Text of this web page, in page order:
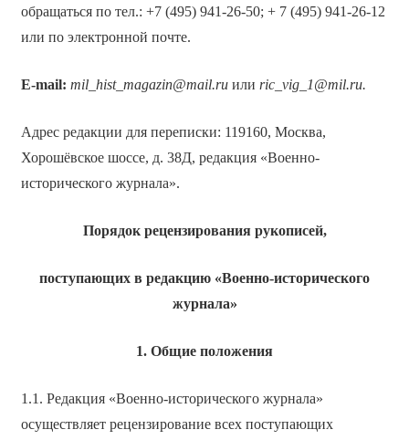
обращаться по тел.: +7 (495) 941-26-50; + 7 (495) 941-26-12
или по электронной почте.
E-mail: mil_hist_magazin@mail.ruили ric_vig_1@mil.ru.
Адрес редакции для переписки: 119160, Москва,
Хорошёвское шоссе, д. 38Д, редакция «Военно-
исторического журнала».
Порядок рецензирования рукописей,
поступающих в редакцию «Военно-исторического
журнала»
1. Общие положения
1.1. Редакция «Военно-исторического журнала»
осуществляет рецензирование всех поступающих